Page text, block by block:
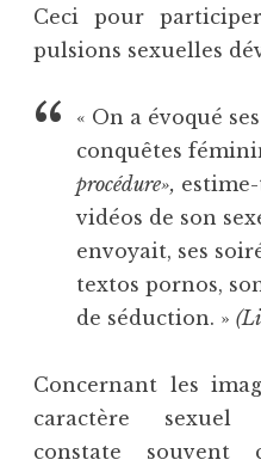
Ceci pour
pulsions sexuelles
« On a évoqué
conquêtes
procédure»,
vidéos de son
envoyait, ses
textos pornos,
de séduction. »
Concernant les
caractère sexuel
constate souvent